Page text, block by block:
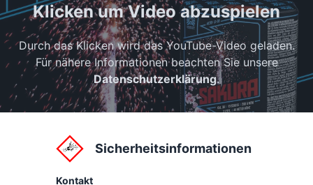
Klicken um Video abzuspielen
Durch das Klicken wird das YouTube-Video geladen.
Für nähere Informationen beachten Sie unsere
Datenschutzerklärung.
Sicherheitsinformationen
Kontakt